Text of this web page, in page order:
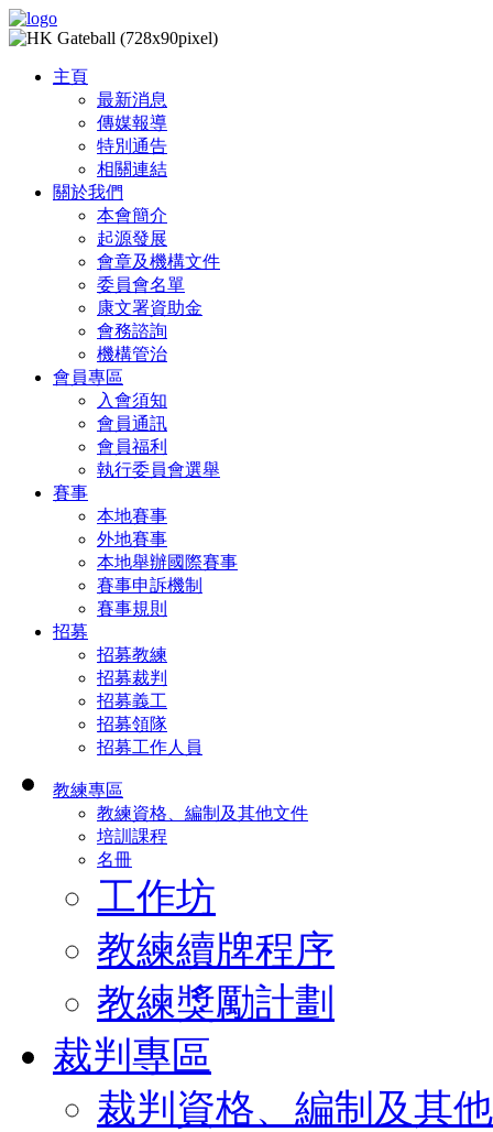
主頁
最新消息
傳媒報導
特別通告
相關連結
關於我們
本會簡介
起源發展
會章及機構文件
委員會名單
康文署資助金
會務諮詢
機構管治
會員專區
入會須知
會員通訊
會員福利
執行委員會選舉
賽事
本地賽事
外地賽事
本地舉辦國際賽事
賽事申訴機制
賽事規則
招募
招募教練
招募裁判
招募義工
招募領隊
招募工作人員
教練專區
教練資格、編制及其他文件
培訓課程
名冊
工作坊
教練續牌程序
教練獎勵計劃
裁判專區
裁判資格、編制及其